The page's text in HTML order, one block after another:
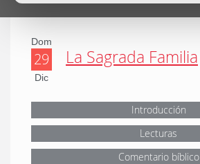
Dom
29
Dic
La Sagrada Familia
Introducción
Lecturas
Comentario bíblico